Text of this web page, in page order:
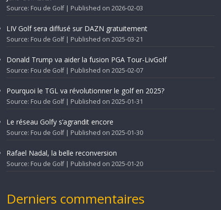
Source: Fou de Golf Published on 2026-02-03
LIV Golf sera diffusé sur DAZN gratuitement
Source: Fou de Golf Published on 2025-03-21
Donald Trump va aider la fusion PGA Tour-LivGolf
Source: Fou de Golf Published on 2025-02-07
Pourquoi le TGL va révolutionner le golf en 2025?
Source: Fou de Golf Published on 2025-01-31
Le réseau Golfy s’agrandit encore
Source: Fou de Golf Published on 2025-01-30
Rafael Nadal, la belle reconversion
Source: Fou de Golf Published on 2025-01-20
Derniers commentaires